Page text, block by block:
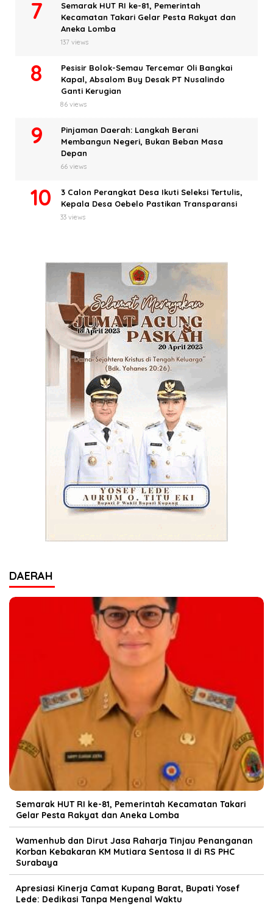
Semarak HUT RI ke-81, Pemerintah
Kecamatan Takari Gelar Pesta Rakyat dan
Aneka Lomba
137 views
Pesisir Bolok-Semau Tercemar Oli Bangkai
Kapal, Absalom Buy Desak PT Nusalindo
Ganti Kerugian
86 views
Pinjaman Daerah: Langkah Berani
Membangun Negeri, Bukan Beban Masa
Depan
66 views
3 Calon Perangkat Desa Ikuti Seleksi Tertulis,
Kepala Desa Oebelo Pastikan Transparansi
33 views
DAERAH
Semarak HUT RI ke-81, Pemerintah Kecamatan Takari
Gelar Pesta Rakyat dan Aneka Lomba
Wamenhub dan Dirut Jasa Raharja Tinjau Penanganan
Korban Kebakaran KM Mutiara Sentosa II di RS PHC
Surabaya
Apresiasi Kinerja Camat Kupang Barat, Bupati Yosef
Lede: Dedikasi Tanpa Mengenal Waktu